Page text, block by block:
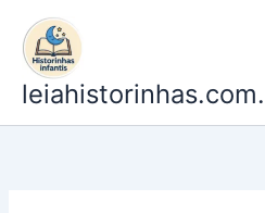
para
conteúdo